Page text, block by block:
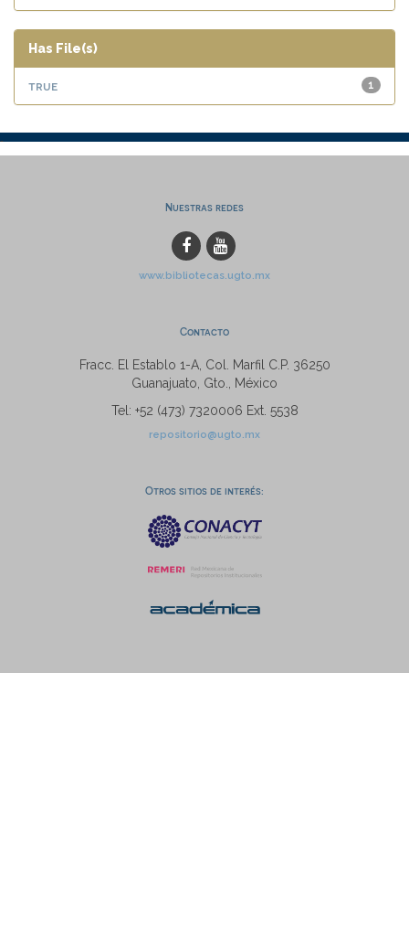
Has File(s)
1
true
Nuestras redes
www.bibliotecas.ugto.mx
Contacto
Fracc. El Establo 1-A, Col. Marfil C.P. 36250
Guanajuato, Gto., México
Tel: +52 (473) 7320006 Ext. 5538
repositorio@ugto.mx
Otros sitios de interés: